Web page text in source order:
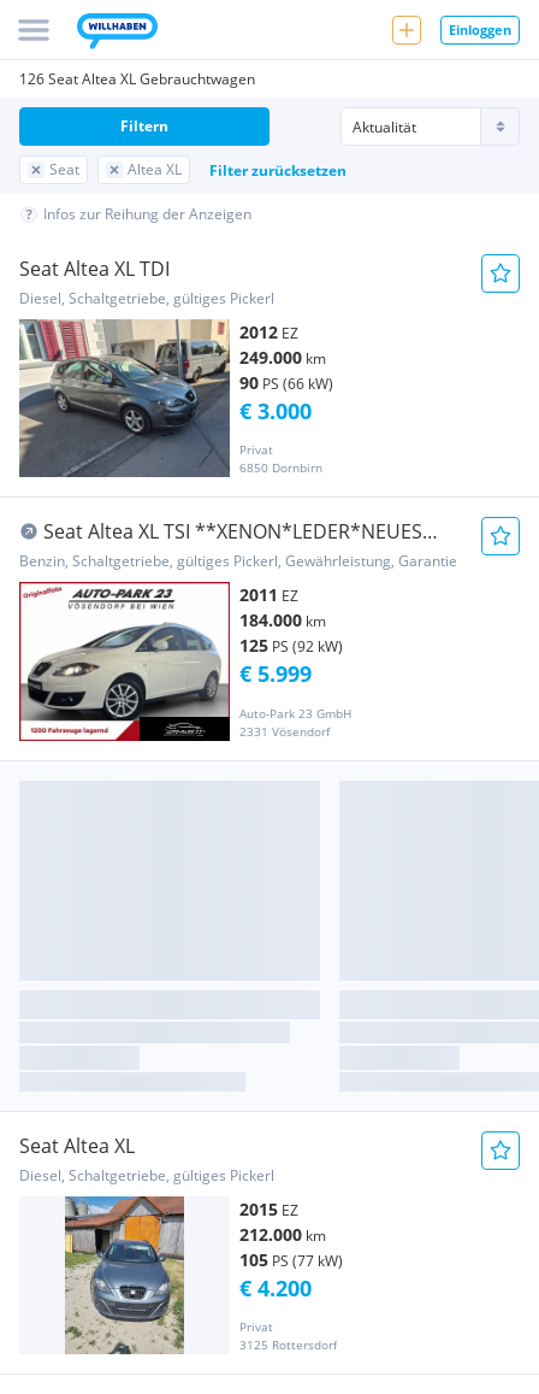
Einloggen
126 Seat Altea XL Gebrauchtwagen
Seat Altea XL Filter zurücksetzen
Filtern
Infos zur Reihung der Anzeigen
Seat Altea XL TDI
Diesel, Schaltgetriebe, gültiges Pickerl
2012 EZ
249.000 km
90 PS (66 kW)
Privat
6850 Dornbirn
€ 3.000
Seat Altea XL TSI **XENON*LEDER*NEUES
PICKERL 10/2027
Benzin, Schaltgetriebe, gültiges Pickerl, Gewährleistung, Garantie
2011 EZ
184.000 km
125 PS (92 kW)
Auto-Park 23 GmbH
2331 Vösendorf
€ 5.999
Seat Altea XL
Diesel, Schaltgetriebe, gültiges Pickerl
2015 EZ
212.000 km
105 PS (77 kW)
Privat
3125 Rottersdorf
€ 4.200